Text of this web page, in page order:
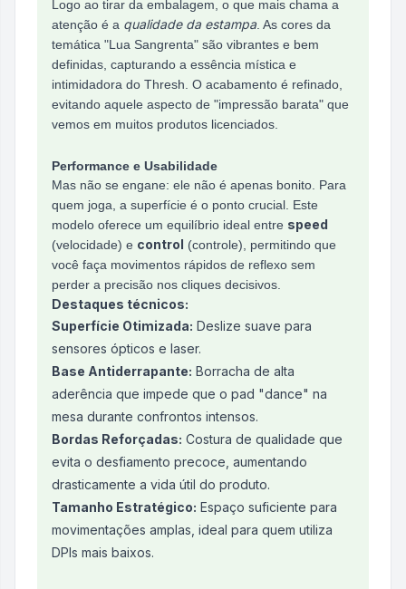
Logo ao tirar da embalagem, o que mais chama a
atenção é a qualidade da estampa . As cores da
temática "Lua Sangrenta" são vibrantes e bem
definidas, capturando a essência mística e
intimidadora do Thresh. O acabamento é refinado,
evitando aquele aspecto de "impressão barata" que
vemos em muitos produtos licenciados.
Performance e Usabilidade
Mas não se engane: ele não é apenas bonito. Para
quem joga, a superfície é o ponto crucial. Este
modelo oferece um equilíbrio ideal entre speed
(velocidade) e control (controle), permitindo que
você faça movimentos rápidos de reflexo sem
perder a precisão nos cliques decisivos.
Destaques técnicos:
Superfície Otimizada: Deslize suave para
sensores ópticos e laser.
Base Antiderrapante: Borracha de alta
aderência que impede que o pad "dance" na
mesa durante confrontos intensos.
Bordas Reforçadas: Costura de qualidade que
evita o desfiamento precoce, aumentando
drasticamente a vida útil do produto.
Tamanho Estratégico: Espaço suficiente para
movimentações amplas, ideal para quem utiliza
DPIs mais baixos.